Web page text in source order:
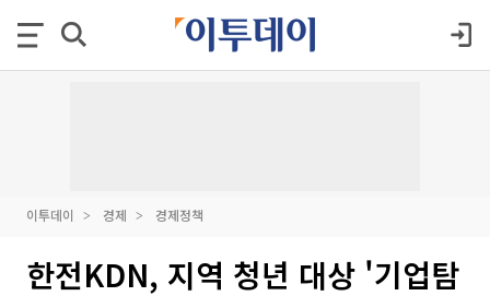
이투데이 경제 경제정책
한전KDN, 지역 청년 대상 '기업탐